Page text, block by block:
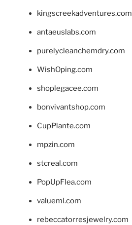
kingscreekadventures.com
antaeuslabs.com
purelycleanchemdry.com
WishOping.com
shoplegacee.com
bonvivantshop.com
CupPlante.com
mpzin.com
stcreal.com
PopUpFlea.com
valueml.com
rebeccatorresjewelry.com